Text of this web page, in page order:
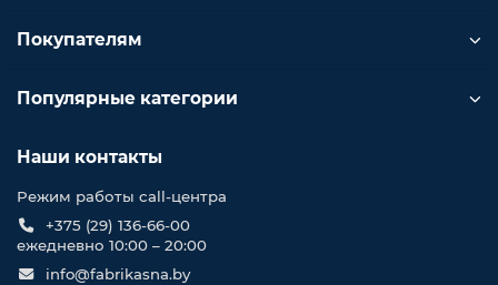
Покупателям
Популярные категории
Наши контакты
Режим работы call-центра
+375 (29) 136-66-00
ежедневно 10:00 – 20:00
info@fabrikasna.by